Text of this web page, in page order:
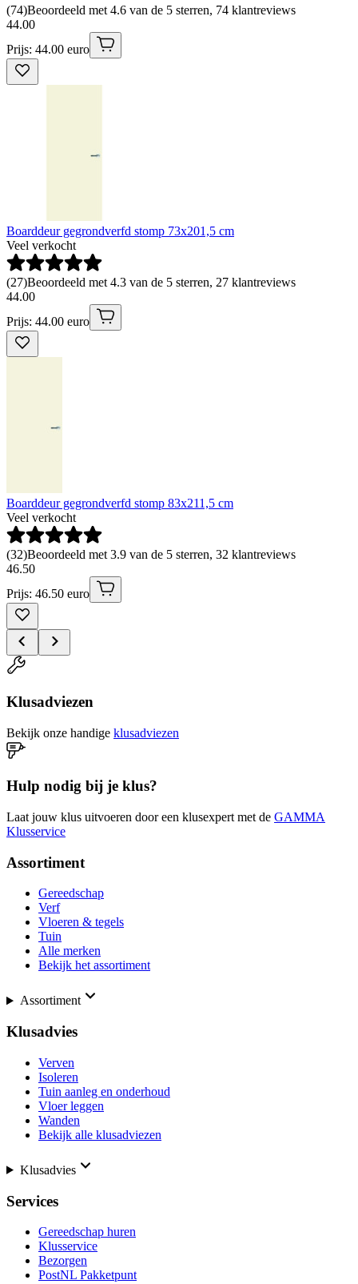
(74)Beoordeeld met 4.6 van de 5 sterren, 74 klantreviews
44.00
Prijs: 44.00 euro
Boarddeur gegrondverfd stomp 73x201,5 cm
Veel verkocht
(27)Beoordeeld met 4.3 van de 5 sterren, 27 klantreviews
44.00
Prijs: 44.00 euro
Boarddeur gegrondverfd stomp 83x211,5 cm
Veel verkocht
(32)Beoordeeld met 3.9 van de 5 sterren, 32 klantreviews
46.50
Prijs: 46.50 euro
Klusadviezen
Bekijk onze handige klusadviezen
Hulp nodig bij je klus?
Laat jouw klus uitvoeren door een klusexpert met de GAMMA
Klusservice
Assortiment
Gereedschap
Verf
Vloeren & tegels
Tuin
Alle merken
Bekijk het assortiment
Assortiment
Klusadvies
Verven
Isoleren
Tuin aanleg en onderhoud
Vloer leggen
Wanden
Bekijk alle klusadviezen
Klusadvies
Services
Gereedschap huren
Klusservice
Bezorgen
PostNL Pakketpunt